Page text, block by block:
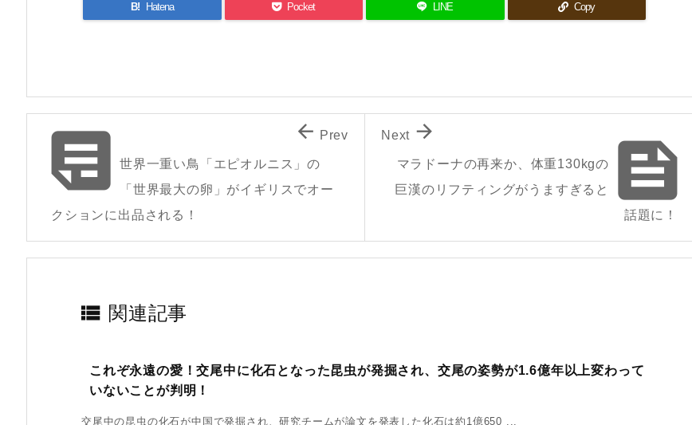
B! Hatena Pocket LINE Copy

マラドーナの再来か、体重130kgの
巨漢のリフティングがうますぎると
話題に！

Next
世界一重い鳥「エピオルニス」の
「世界最大の卵」がイギリスでオー
クションに出品される！
 Prev
 関連記事
これぞ永遠の愛！交尾中に化石となった昆虫が発掘され、交尾の姿勢が1.6億年以上変わって
いないことが判明！
交尾中の昆虫の化石が中国で発掘され、研究チームが論文を発表した化石は約1億650 ...